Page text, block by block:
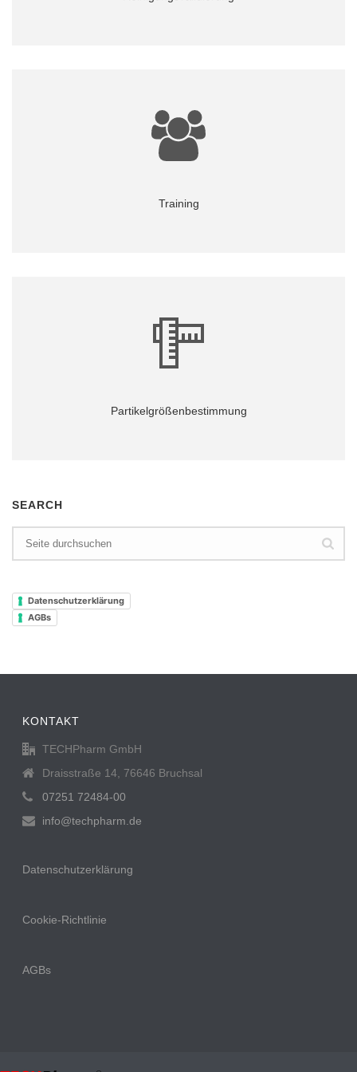
Training
Mehr...
Partikelgrößenbestimmung
Mehr...
SEARCH
Datenschutzerklärung
AGBs
KONTAKT
TECHPharm GmbH
Draisstraße 14, 76646 Bruchsal
07251 72484-00
info@techpharm.de
Datenschutzerklärung
Cookie-Richtlinie
AGBs